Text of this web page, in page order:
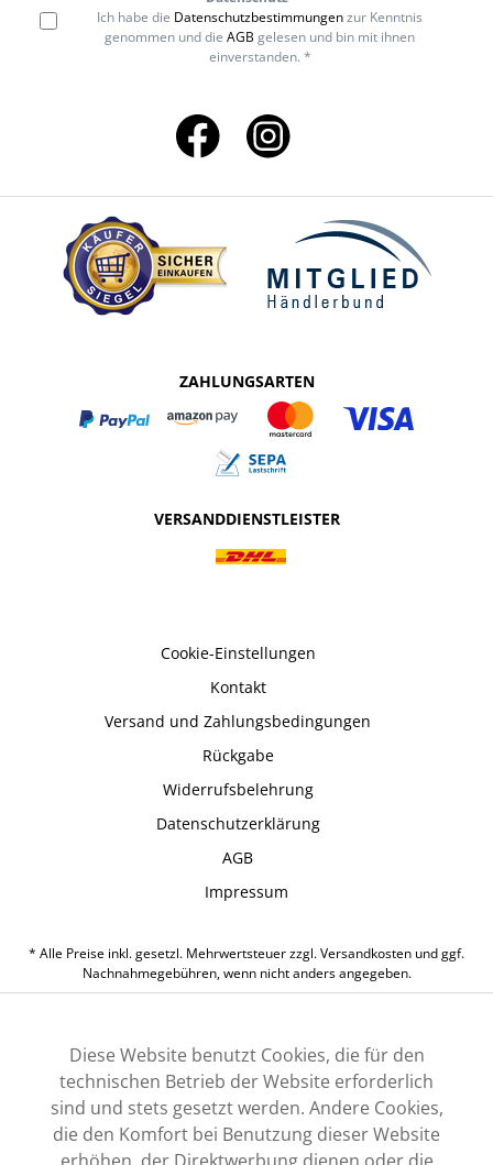
Ich habe die Datenschutzbestimmungenzur Kenntnis
genommen und die AGB gelesen und bin mit ihnen
einverstanden. *
ZAHLUNGSARTEN
VERSANDDIENSTLEISTER
Cookie-Einstellungen
Kontakt
Versand und Zahlungsbedingungen
Rückgabe
Widerrufsbelehrung
Datenschutzerklärung
AGB
Impressum
* Alle Preise inkl. gesetzl. Mehrwertsteuer zzgl.Versandkosten und ggf.
Nachnahmegebühren, wenn nicht anders angegeben.
Diese Website benutzt Cookies, die für den
technischen Betrieb der Website erforderlich
sind und stets gesetzt werden. Andere Cookies,
die den Komfort bei Benutzung dieser Website